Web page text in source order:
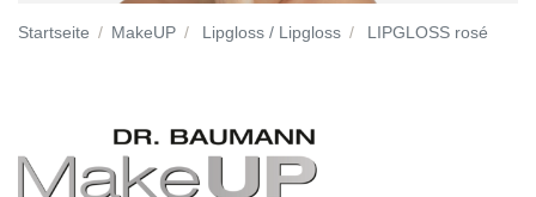
Startseite MakeUP Lipgloss / Lipgloss LIPGLOSS rosé